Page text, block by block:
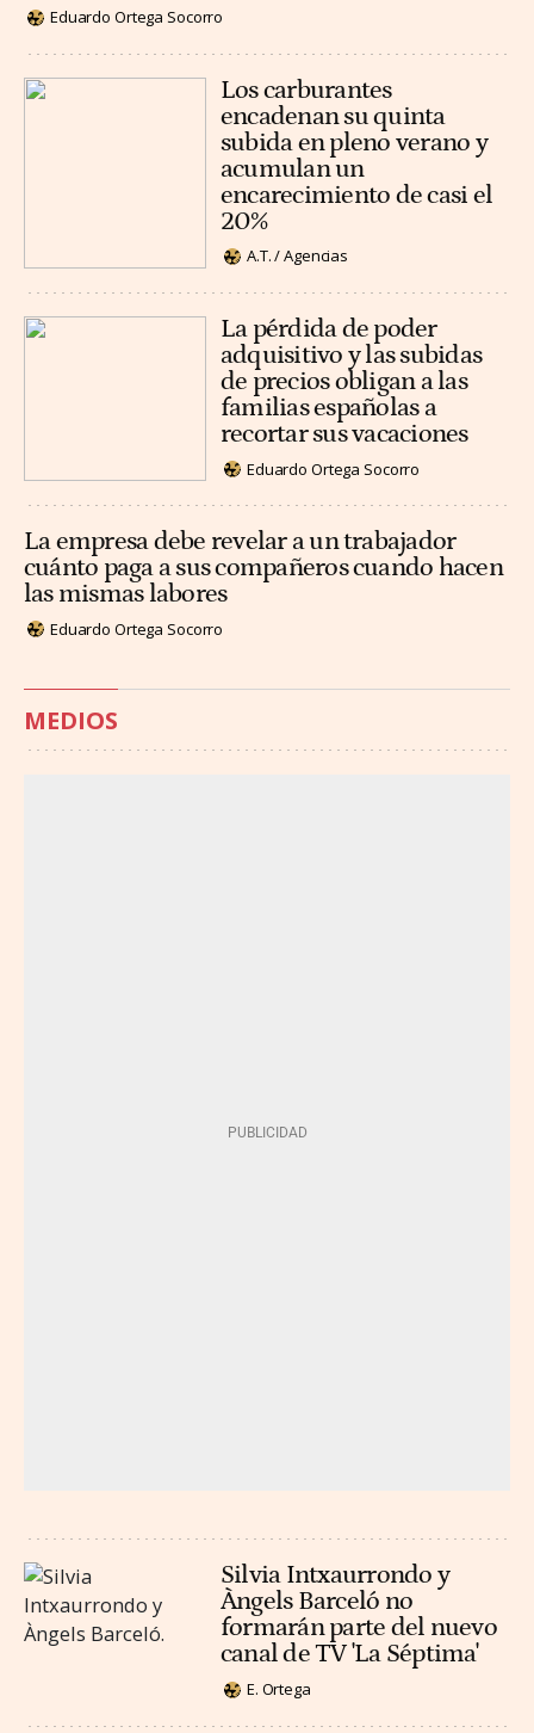
Eduardo Ortega Socorro
Los carburantes
encadenan su quinta
subida en pleno verano y
acumulan un
encarecimiento de casi el
20%
A.T. / Agencias
La pérdida de poder
adquisitivo y las subidas
de precios obligan a las
familias españolas a
recortar sus vacaciones
Eduardo Ortega Socorro
La empresa debe revelar a un trabajador
cuánto paga a sus compañeros cuando hacen
las mismas labores
Eduardo Ortega Socorro
MEDIOS
Silvia Intxaurrondo y
Àngels Barceló no
formarán parte del nuevo
canal de TV 'La Séptima'
E. Ortega